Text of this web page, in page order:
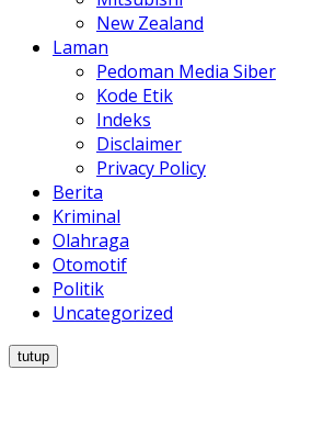
New Zealand
Laman
Pedoman Media Siber
Kode Etik
Indeks
Disclaimer
Privacy Policy
Berita
Kriminal
Olahraga
Otomotif
Politik
Uncategorized
tutup